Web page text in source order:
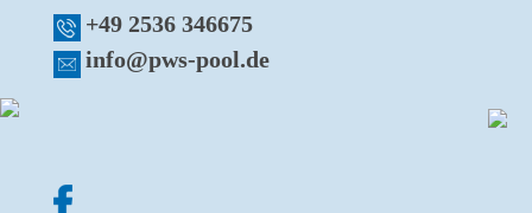
+49 2536 346675
info@pws-pool.de